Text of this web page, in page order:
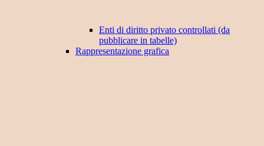
Enti di diritto privato controllati (da
pubblicare in tabelle)
Rappresentazione grafica